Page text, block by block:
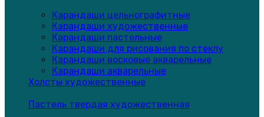
Карандаши цельнографитные
Карандаши художественные
Карандаши пастельные
Карандаши для рисования по стеклу
Карандаши восковые акварельные
Карандаши акварельные
Холсты художественные
Пастель твердая художественная